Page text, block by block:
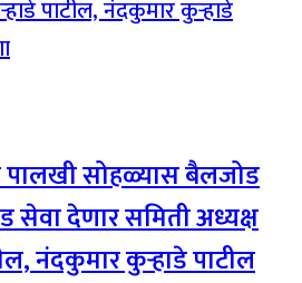
पालखी सोहळ्यास बैलजोड
सेवा देणार समिती अध्यक्ष
नंदकुमार कुऱ्हाडे पाटील